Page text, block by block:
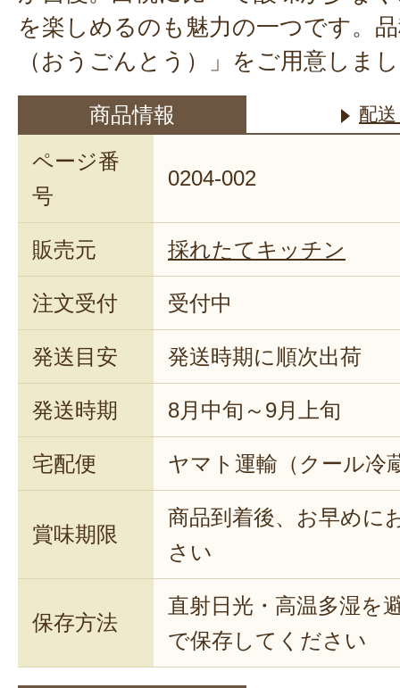
を楽しめるのも魅力の一つです。
（おうごんとう）」をご用意しま
商品情報 配
ページ番
号
0204-002
販売元 採れたてキッチン
注文受付 受付中
発送目安 発送時期に順次出荷
発送時期 8月中旬～9月上旬
宅配便 ヤマト運輸（クール冷
賞味期限
商品到着後、お早めに
さい
保存方法
直射日光・高温多湿を
で保存してください